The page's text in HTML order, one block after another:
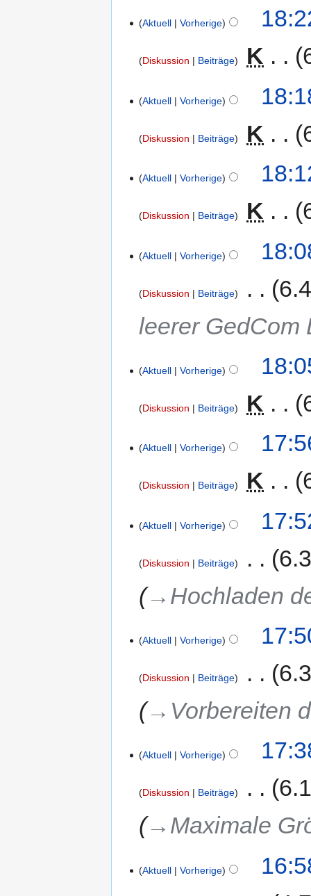
Aktuell Vorherige
Diskussion Beiträge K
Aktuell Vorherige
Diskussion Beiträge K
Aktuell Vorherige
Diskussion Beiträge K
Aktuell Vorherige
Diskussion Beiträge
leerer GedCom
Aktuell Vorherige
Diskussion Beiträge K
Aktuell Vorherige
Diskussion Beiträge K
Aktuell Vorherige
Diskussion Beiträge
→‎Hochladen
Aktuell Vorherige
Diskussion Beiträge
→‎Vorbereiten
Aktuell Vorherige
Diskussion Beiträge
→‎Maximale
Aktuell Vorherige